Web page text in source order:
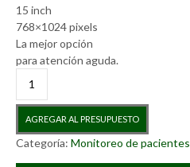
15 inch
768×1024 pixels
La mejor opción
para atención aguda.
PACIENTE
PM-
200M
AGREGAR AL PRESUPUESTO
Categoría: Monitoreo de pacientes